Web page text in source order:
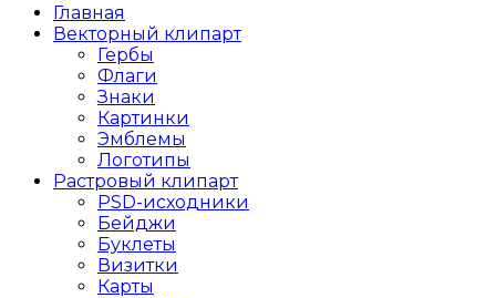
Главная
Векторный клипарт
Гербы
Флаги
Знаки
Картинки
Эмблемы
Логотипы
Растровый клипарт
PSD-исходники
Бейджи
Буклеты
Визитки
Карты